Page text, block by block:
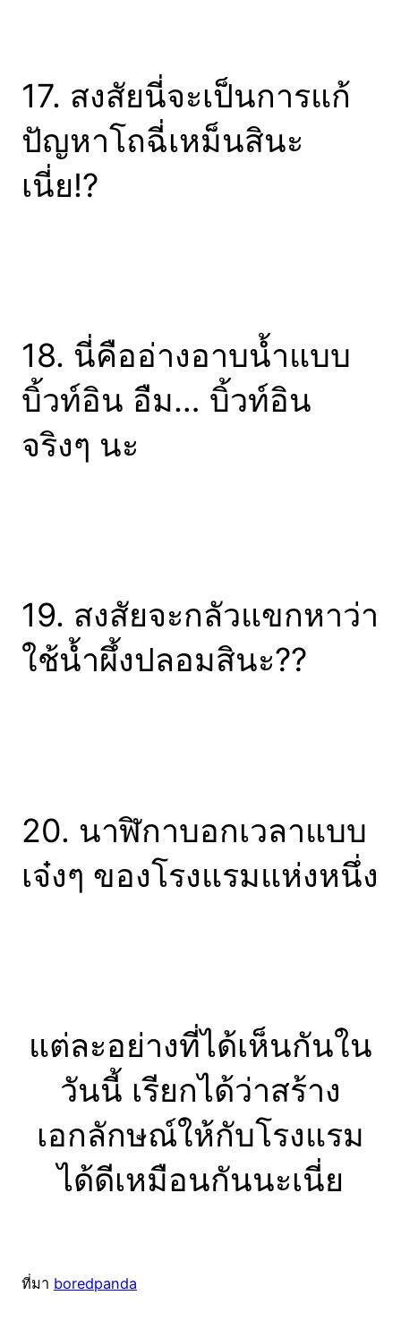
17. สงสัยนี่จะเป็นการแก้
ปัญหาโถฉี่เหม็นสินะ
เนี่ย!?
18. นี่คืออ่างอาบน้ำแบบ
บิ้วท์อิน อืม… บิ้วท์อิน
จริงๆ นะ
19. สงสัยจะกลัวแขกหาว่า
ใช้น้ำผึ้งปลอมสินะ??
20. นาฬิกาบอกเวลาแบบ
เจ๋งๆ ของโรงแรมแห่งหนึ่ง
แต่ละอย่างที่ได้เห็นกันใน
วันนี้ เรียกได้ว่าสร้าง
เอกลักษณ์ให้กับโรงแรม
ได้ดีเหมือนกันนะเนี่ย
ที่มา boredpanda